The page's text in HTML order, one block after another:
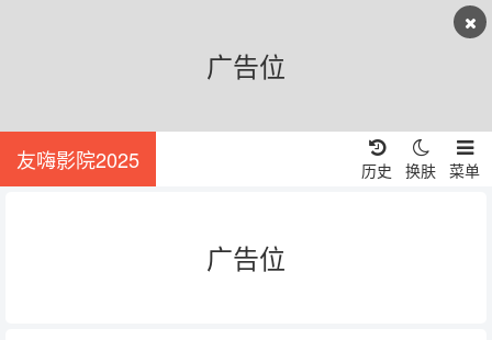
广告位
友嗨影院2025 菜单
换肤
历史
广告位